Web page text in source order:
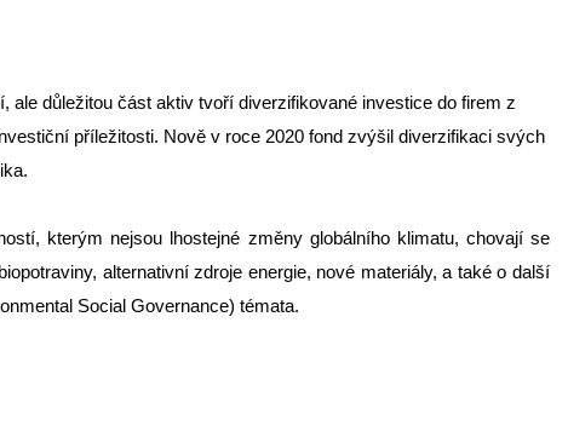
důležitou část aktiv tvoří diverzifikované investice do firem z
příležitosti. Nově v roce 2020 fond zvýšil diverzifikaci svých
kterým nejsou lhostejné změny globálního klimatu, chovají se
alternativní zdroje energie, nové materiály, a také o další
Social Governance) témata.